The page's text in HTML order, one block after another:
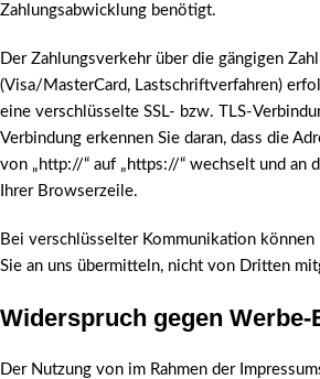
Zahlungsabwicklung benötigt.
Der Zahlungsverkehr über die gängigen
(Visa/MasterCard, Lastschriftverfahren)
eine verschlüsselte SSL- bzw. TLS-
Verbindung erkennen Sie daran, dass die
von „http://“ auf „https://“ wechselt und an
Ihrer Browserzeile.
Bei verschlüsselter Kommunikation können
Sie an uns übermitteln, nicht von Dritten
Widerspruch gegen Werbe-
Der Nutzung von im Rahmen der